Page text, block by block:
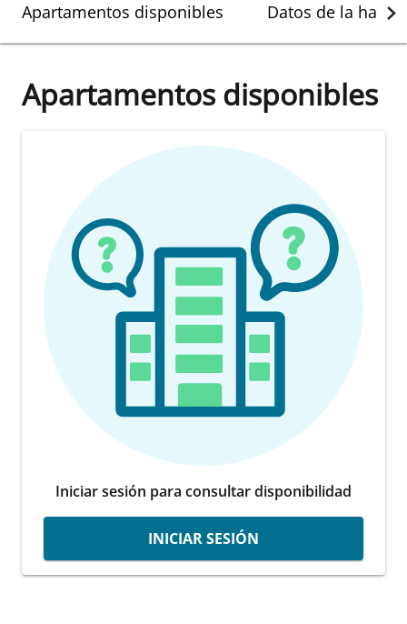
Apartamentos disponibles Datos de la
Apartamentos disponibles
Iniciar sesión para consultar disponibilidad
INICIAR SESIÓN